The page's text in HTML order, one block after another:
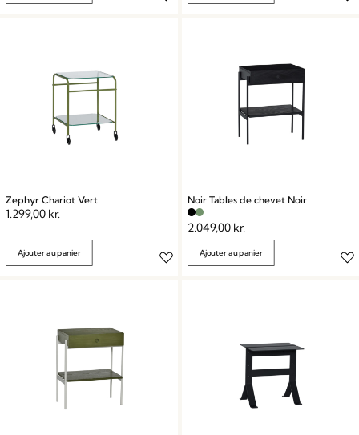
Zephyr Chariot Vert
1.299,00 kr.
Ajouter au panier
Noir Tables de chevet Noir
2.049,00 kr.
Ajouter au panier